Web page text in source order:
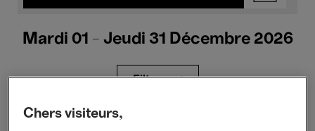
Mardi 01 - Jeudi 31 Décembre 2026
Filtres
Chers visiteurs,